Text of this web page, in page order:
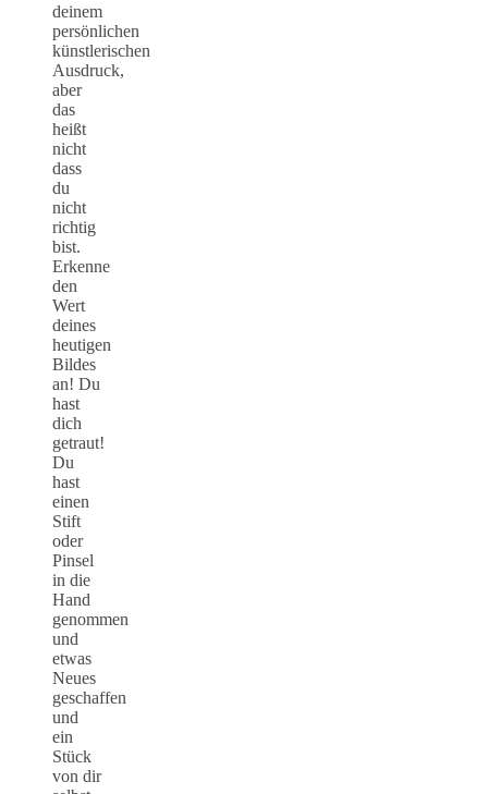
deinem
persönlichen
künstlerischen
Ausdruck,
aber
das
heißt
nicht
dass
du
nicht
richtig
bist.
Erkenne
den
Wert
deines
heutigen
Bildes
an! Du
hast
dich
getraut!
Du
hast
einen
Stift
oder
Pinsel
in die
Hand
genommen
und
etwas
Neues
geschaffen
und
ein
Stück
von dir